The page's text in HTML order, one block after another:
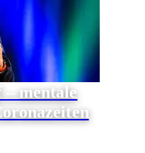
mentale